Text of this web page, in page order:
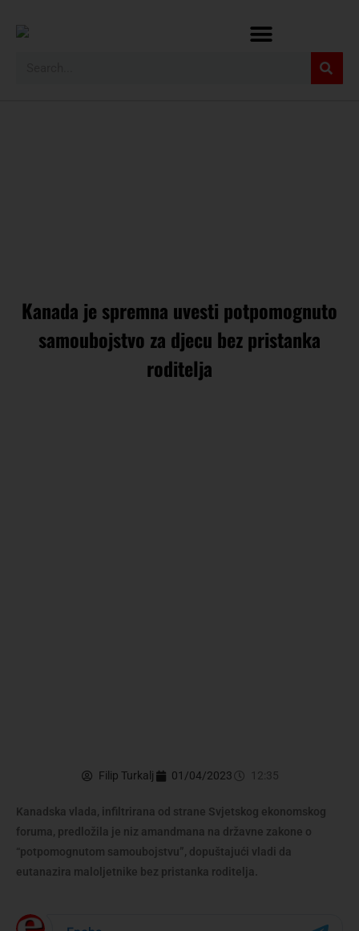
Kanada je spremna uvesti potpomognuto
samoubojstvo za djecu bez pristanka
roditelja
Filip Turkalj 01/04/2023 12:35
Kanadska vlada, infiltrirana od strane Svjetskog ekonomskog
foruma, predložila je niz amandmana na državne zakone o
“potpomognutom samoubojstvu”, dopuštajući vladi da
eutanazira maloljetnike bez pristanka roditelja.